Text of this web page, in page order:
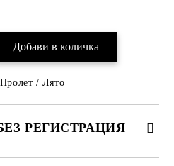
Пролет / Лято
РЕГИСТРАЦИЯ